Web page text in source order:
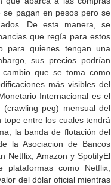
pagan en pesos pero se
De esta manera, se
que regía para estos
para quienes tengan una
sus precios podrían
que se toma como
más visibles del
Internacional es el
peg) mensual del
entre los cuales tendrá
la banda de flotación del
la Asociacion de Bancos
Netflix, Amazon y SpotifyEl
como Netflix,
del dólar oficial mientras